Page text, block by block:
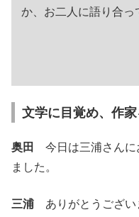
か、お二人に語り合っ
文学に目覚め、作
奥田
今日は三浦さんに
ました。
三浦 ありがとうござい